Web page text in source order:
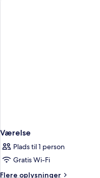
Værelse
Plads til 1 person
Gratis Wi-Fi
Flere oplysninger
Flere